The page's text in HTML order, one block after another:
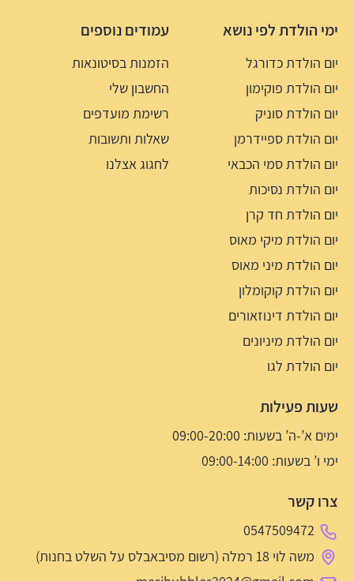
ימי הולדת לפי נושא
יום הולדת כדורגל
יום הולדת פוקימון
יום הולדת סוניק
יום הולדת ספיידרמן
יום הולדת סמי הכבאי
יום הולדת נסיכות
יום הולדת חד קרן
יום הולדת מיקי מאוס
יום הולדת מיני מאוס
יום הולדת קוקומלון
יום הולדת דינוזאורים
יום הולדת מיניונים
יום הולדת לגו
עמודים נוספים
הזמנות בסיטונאות
החשבון שלי
רשימת מועדפים
שאלות ותשובות
לחגוג אצלנו
שעות פעילות
ימים א’-ה’ בשעות: 09:00-20:00
ימי ו’ בשעות: 09:00-14:00
צרו קשר
0547509472
משה לוי 18 רמלה (רשום מסיבאבלס על השלט בחנות)